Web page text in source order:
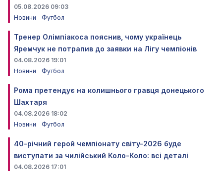
05.08.2026 09:03
Новини
Футбол
Тренер Олімпіакоса пояснив, чому українець
Яремчук не потрапив до заявки на Лігу чемпіонів
04.08.2026 19:01
Новини
Футбол
Рома претендує на колишнього гравця донецького
Шахтаря
04.08.2026 18:02
Новини
Футбол
40-річний герой чемпіонату світу-2026 буде
виступати за чилійський Коло-Коло: всі деталі
04.08.2026 17:01